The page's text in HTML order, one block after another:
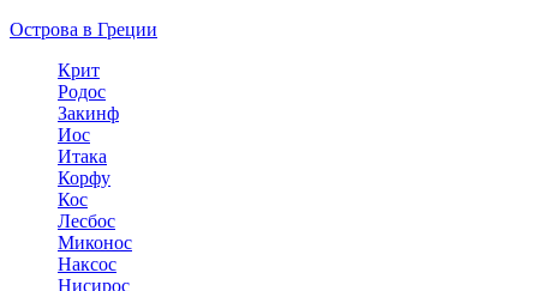
Острова в Греции
Крит
Родос
Закинф
Иос
Итака
Корфу
Кос
Лесбос
Миконос
Наксос
Нисирос